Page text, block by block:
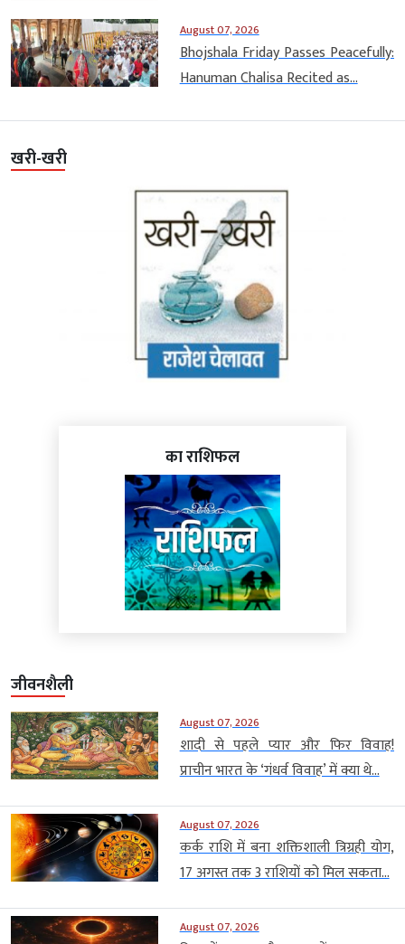
August 07, 2026
Bhojshala Friday Passes Peacefully:
Hanuman Chalisa Recited as...
खरी-खरी
का राशिफल
जीवनशैली
August 07, 2026
शादी से पहले प्यार और फिर विवाह!
प्राचीन भारत के ‘गंधर्व विवाह’ में क्या थे...
August 07, 2026
कर्क राशि में बना शक्तिशाली त्रिग्रही योग,
17 अगस्त तक 3 राशियों को मिल सकता...
August 07, 2026